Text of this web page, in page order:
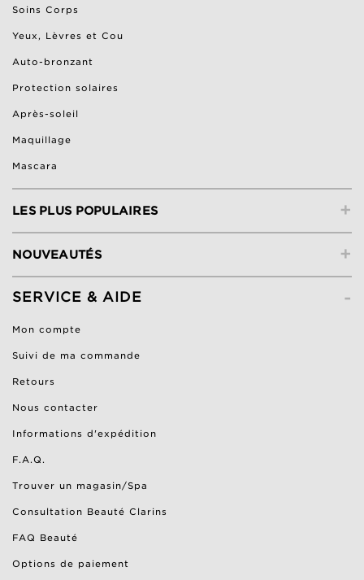
Soins Corps
Yeux, Lèvres et Cou
Auto-bronzant
Protection solaires
Après-soleil
Maquillage
Mascara
+
LES PLUS POPULAIRES
+
NOUVEAUTÉS
-
SERVICE & AIDE
Mon compte
Suivi de ma commande
Retours
Nous contacter
Informations d'expédition
F.A.Q.
Trouver un magasin/Spa
Consultation Beauté Clarins
FAQ Beauté
Options de paiement